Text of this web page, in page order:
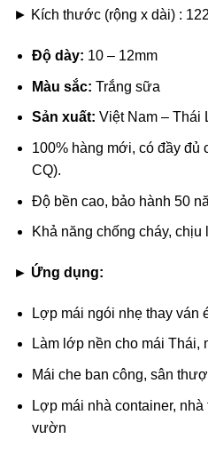
► Kích thước (rộng x dài) :
Độ dày: 10 – 12mm
Màu sắc: Trắng sữa
Sản xuất: Việt Nam – Thái
100% hàng mới, có đầy đủ
CQ).
Độ bền cao, bảo hành 50
Khả năng chống cháy,
► Ứng dụng:
Lợp mái ngói nhẹ thay ván
Làm lớp nền cho mái Thái,
Mái che ban công, sân
Lợp mái nhà container,
vườn